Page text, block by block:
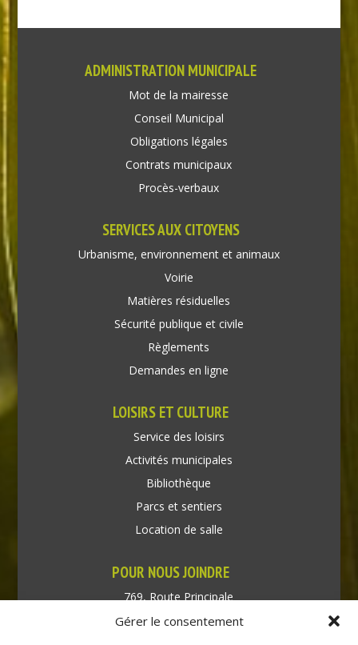
Gérer le consentement
ADMINISTRATION MUNICIPALE
Mot de la mairesse
Conseil Municipal
Obligations légales
Contrats municipaux
Procès-verbaux
SERVICES AUX CITOYENS
Urbanisme, environnement et animaux
Voirie
Matières résiduelles
Sécurité publique et civile
Règlements
Demandes en ligne
LOISIRS ET CULTURE
Service des loisirs
Activités municipales
Bibliothèque
Parcs et sentiers
Location de salle
POUR NOUS JOINDRE
769, Route Principale
Très-Saint-Rédempteur